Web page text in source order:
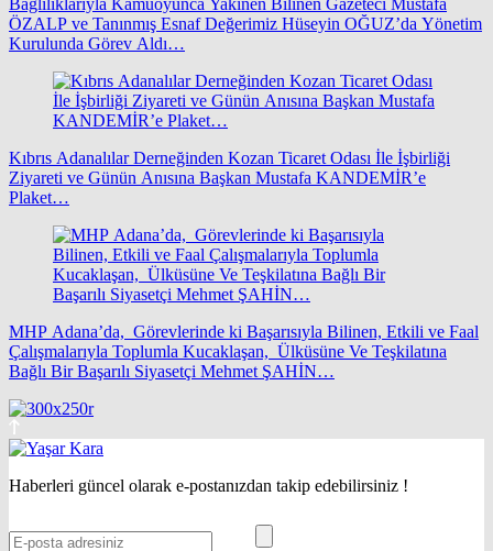
Bağlılıklarıyla Kamuoyunca Yakinen Bilinen Gazeteci Mustafa
ÖZALP ve Tanınmış Esnaf Değerimiz Hüseyin OĞUZ’da Yönetim
Kurulunda Görev Aldı…
Kıbrıs Adanalılar Derneğinden Kozan Ticaret Odası İle İşbirliği
Ziyareti ve Günün Anısına Başkan Mustafa KANDEMİR’e
Plaket…
MHP Adana’da, Görevlerinde ki Başarısıyla Bilinen, Etkili ve Faal
Çalışmalarıyla Toplumla Kucaklaşan, Ülküsüne Ve Teşkilatına
Bağlı Bir Başarılı Siyasetçi Mehmet ŞAHİN…
Haberleri güncel olarak e-postanızdan takip edebilirsiniz !